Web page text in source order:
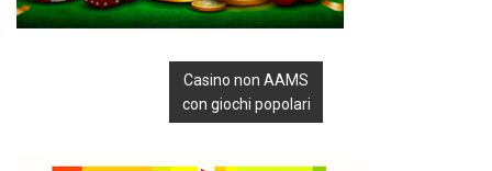
Casino non AAMS
con giochi popolari